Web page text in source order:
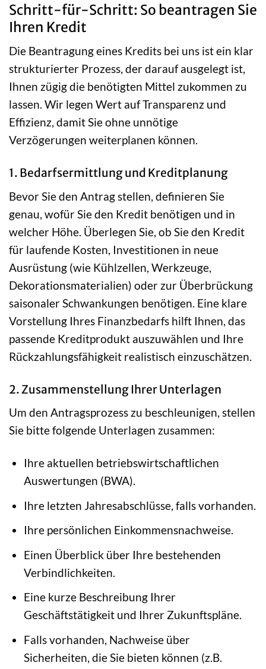
Schritt-für-Schritt: So beantragen Sie
Ihren Kredit
Die Beantragung eines Kredits bei uns ist ein klar
strukturierter Prozess, der darauf ausgelegt ist,
Ihnen zügig die benötigten Mittel zukommen zu
lassen. Wir legen Wert auf Transparenz und
Effizienz, damit Sie ohne unnötige
Verzögerungen weiterplanen können.
1. Bedarfsermittlung und Kreditplanung
Bevor Sie den Antrag stellen, definieren Sie
genau, wofür Sie den Kredit benötigen und in
welcher Höhe. Überlegen Sie, ob Sie den Kredit
für laufende Kosten, Investitionen in neue
Ausrüstung (wie Kühlzellen, Werkzeuge,
Dekorationsmaterialien) oder zur Überbrückung
saisonaler Schwankungen benötigen. Eine klare
Vorstellung Ihres Finanzbedarfs hilft Ihnen, das
passende Kreditprodukt auszuwählen und Ihre
Rückzahlungsfähigkeit realistisch einzuschätzen.
2. Zusammenstellung Ihrer Unterlagen
Um den Antragsprozess zu beschleunigen, stellen
Sie bitte folgende Unterlagen zusammen:
Ihre aktuellen betriebswirtschaftlichen
Auswertungen (BWA).
Ihre letzten Jahresabschlüsse, falls vorhanden.
Ihre persönlichen Einkommensnachweise.
Einen Überblick über Ihre bestehenden
Verbindlichkeiten.
Eine kurze Beschreibung Ihrer
Geschäftstätigkeit und Ihrer Zukunftspläne.
Falls vorhanden, Nachweise über
Sicherheiten, die Sie bieten können (z.B.